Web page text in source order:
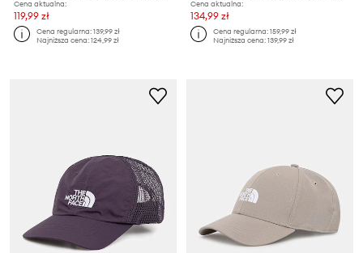
Cena aktualna:
119,99 zł
Cena regularna:139,99 zł
Najniższa cena:124,99 zł
Cena aktualna:
134,99 zł
Cena regularna:159,99 zł
Najniższa cena:139,99 zł